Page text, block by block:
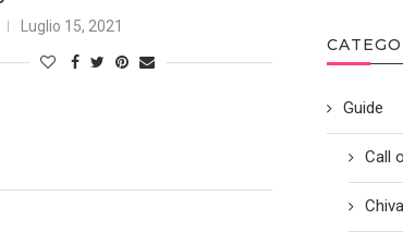
Luglio 15, 2021
Guide
Call